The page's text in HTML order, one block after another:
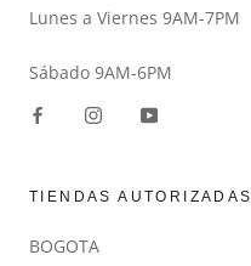
Lunes a Viernes 9AM-7PM
Sábado 9AM-6PM
TIENDAS AUTORIZADAS
BOGOTA